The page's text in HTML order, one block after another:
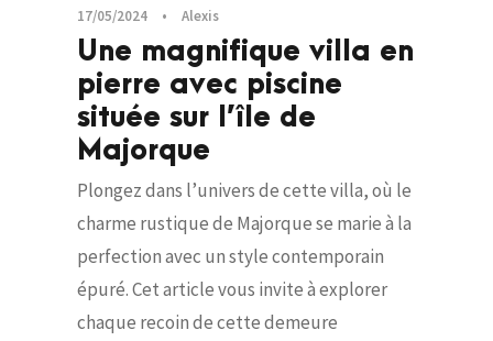
17/05/2024 • Alexis
Une magnifique villa en
pierre avec piscine
située sur l’île de
Majorque
Plongez dans l’univers de cette villa, où le
charme rustique de Majorque se marie à la
perfection avec un style contemporain
épuré. Cet article vous invite à explorer
chaque recoin de cette demeure